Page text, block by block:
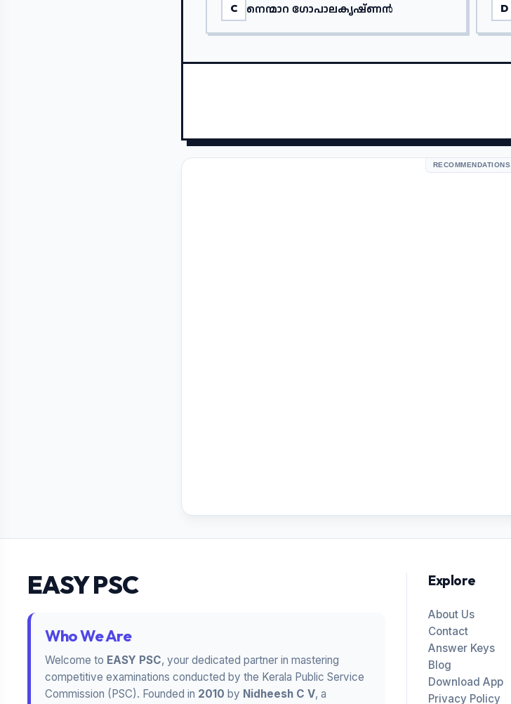
C നെന്മാറ ഗോപാലകൃഷ്ണൻ D
RECOMMENDATIONS
EASY PSC
Who We Are
Welcome to EASY PSC, your dedicated partner in mastering
competitive examinations conducted by the Kerala Public Service
Commission (PSC). Founded in 2010 by Nidheesh C V, a
Explore
About Us
Contact
Answer Keys
Blog
Download App
Privacy Policy